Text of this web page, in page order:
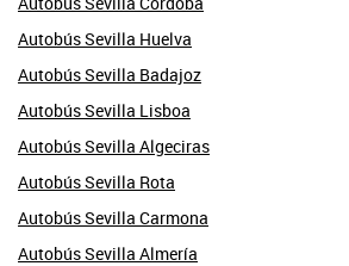
Autobús Sevilla Huelva
Autobús Sevilla Badajoz
Autobús Sevilla Lisboa
Autobús Sevilla Algeciras
Autobús Sevilla Rota
Autobús Sevilla Carmona
Autobús Sevilla Almería